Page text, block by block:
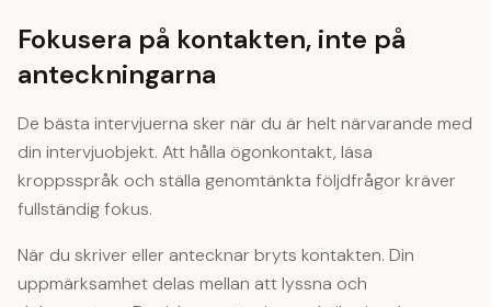
Fokusera på kontakten, inte på
anteckningarna
De bästa intervjuerna sker när du är helt närvarande med
din intervjuobjekt. Att hålla ögonkontakt, läsa
kroppsspråk och ställa genomtänkta följdfrågor kräver
fullständig fokus.
När du skriver eller antecknar bryts kontakten. Din
uppmärksamhet delas mellan att lyssna och